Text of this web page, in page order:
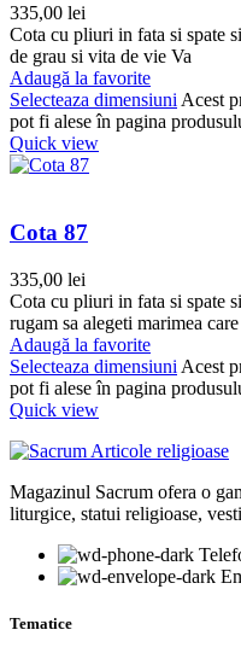
335,00 lei
Cota cu pliuri in fata si spate
de grau si vita de vie Va
Adaugă la favorite
Selecteaza dimensiuni Acest
pot fi alese în pagina
Quick view
Cota 87
335,00 lei
Cota cu pliuri in fata si spate
rugam sa alegeti marimea
Adaugă la favorite
Selecteaza dimensiuni Acest
pot fi alese în pagina
Quick view
Magazinul Sacrum ofera o
liturgice, statui religioase,
Tematice